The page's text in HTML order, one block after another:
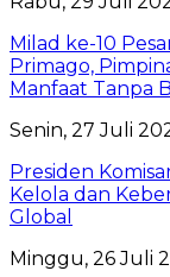
Milad ke-10
Primago,
Manfaat Tanpa
Senin, 27 Juli
Presiden
Kelola dan
Global
Minggu, 26 Juli